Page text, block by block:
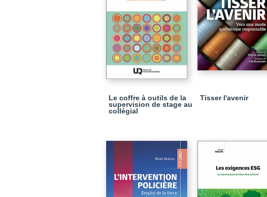
Le coffre à outils de la
supervision de stage au
collégial
Tisser l'avenir